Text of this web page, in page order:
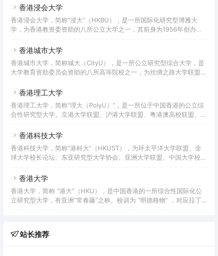
盟、沪港大学联盟、东亚教师教育国际联盟成员。香港教育大学可追溯
香港教育大学为香港特区政府资助的高等学府，致力培育敏於思考、关
怀社会及放眼世界的教育工作者及社会领袖，矢志成为教育大学先导，
香港浸会大学
香港浸会大学，简称“浸大”（HKBU），是一所国际化研究型博雅大
学，为香港教资委资助的八所公立大学之一，其前身为1956年创办的
理学院于2011年荣膺“全球十大新闻学院”，位列亚洲第一。2021年，
界第37位。计算机科学领域排名世界第101-125位，研究成果排名全港
首位。浸大会计、金融及数学等众多学科亦位列世界200强。浸大工商
香港城市大学
香港城市大学，简称城大（CityU），是一所公立研究型综合大学，是
大学教育资助委员会资助的八所高等院校之一，为丝绸之路大学联盟、
大学联盟、沪港大学联盟成员高校，商学院获AACSB和EQUIS双重认
大学前身是1984年在九龙旺角建立的香港城市理工学院，1995年更名
为香港城市大学并迁往现校址九龙塘，1997年在原威灵顿中学旧址设
香港理工大学
香港理工大学，简称“理大（PolyU）”，是一所位于中国香港的公立综
合性研究型大学。京港大学联盟、沪港大学联盟、粤港澳高校联盟、苏
际联盟、克林顿全球倡议大学、丝绸之路大学联盟、全球能源互联网大
的商学院。香港理工大学是香港历史最悠久的大学之一，可追溯至成立
于1937年的香港官立高级工业学院，是香港第一所由政府资助、提供
香港科技大学
香港科技大学，简称“港科大”（HKUST），为环太平洋大学联盟、全
球大学校长论坛、东亚研究型大学协会、亚洲大学联盟、中国大学校长
究型大学。该校以科技和商业管理为主、人文及社会科学并重，尤以商
及可持续发展等领域均取得显著成就。 香港科技大学是香港政府为配
合1980年代经济结构转型需要而创办的香港第三所大学，也是香港第
香港大学
香港大学，简称 “港大”（HKU），是中国香港的一所综合性国际化公
立研究型大学，有亚洲“常春藤”之称。校训为 “明德格物” ，对应拉丁
学，到1916年12月举行首次毕业典礼，仅有23名毕业生。1948年4月9
站长推荐